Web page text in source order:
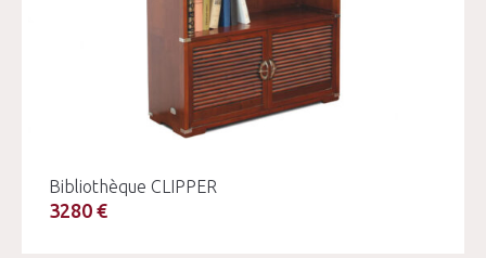
Bibliothèque CLIPPER
3280 €